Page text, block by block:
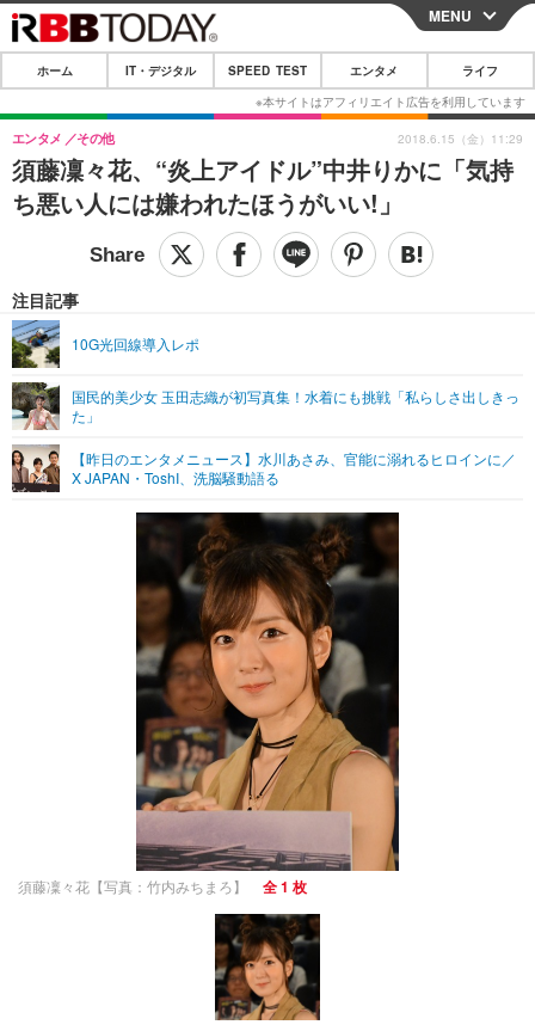
CLOSE
ホーム
IT・デジタル
IT・デジタルTOP スマートフォン
ショッピング その他
SPEED TEST
エンタメTOP 映画・ドラマ
ショッピング その他
ライフTOP
リリース一覧
プッシュ通知の停止方法
MENU
ホーム IT・デジタル SPEED TEST エンタメ ライフ
須藤凜々花、“炎上アイドル”中井りかに「気持
ち悪い人には嫌われたほうがいい!」
エンタメ その他
注目記事
10G光回線導入レポ
国民的美少女 玉田志織が初写真集！水着にも挑戦「私らしさ出しきっ
た」
【昨日のエンタメニュース】水川あさみ、官能に溺れるヒロインに／
X JAPAN・ToshI、洗脳騒動語る
2018.6.15（金）11:29
須藤凜々花【写真：竹内みちまろ】 全 1 枚